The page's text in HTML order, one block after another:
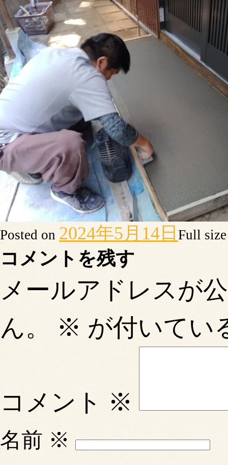
Posted on 2024年5月14日 Full
コメントを残す
メールアドレスが
ん。
※ が付いてい
コメント ※
名前 ※